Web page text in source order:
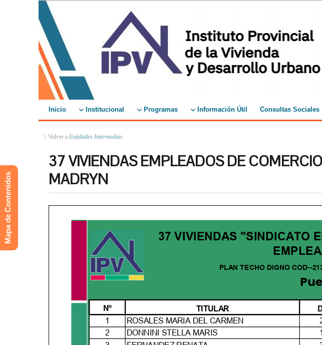
Inicio Institucional Programas Información Útil Consultas Sociales
↑ Volver a Entidades Intermedias
37 VIVIENDAS EMPLEADOS DE
MADRYN
Mapa de Contenidos